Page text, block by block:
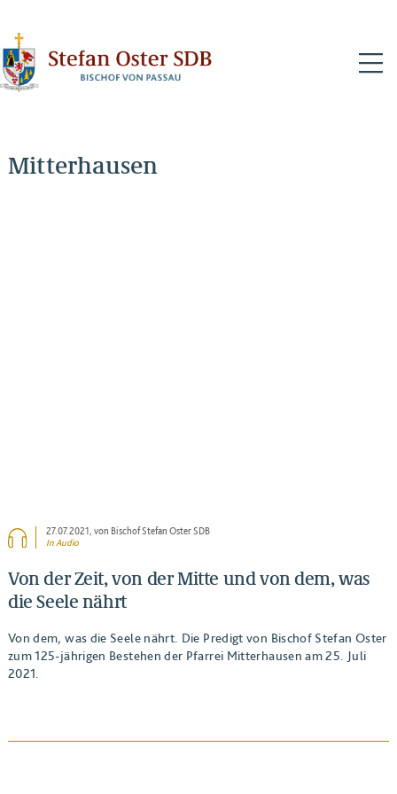
Mitterhausen
27.07.2021, von Bischof Stefan Oster SDB
In Audio
Von der Zeit, von der Mitte und von dem, was
die Seele nährt
Von dem, was die Seele nährt. Die Predigt von Bischof Stefan Oster
zum 125-jährigen Bestehen der Pfarrei Mitterhausen am 25. Juli
2021.